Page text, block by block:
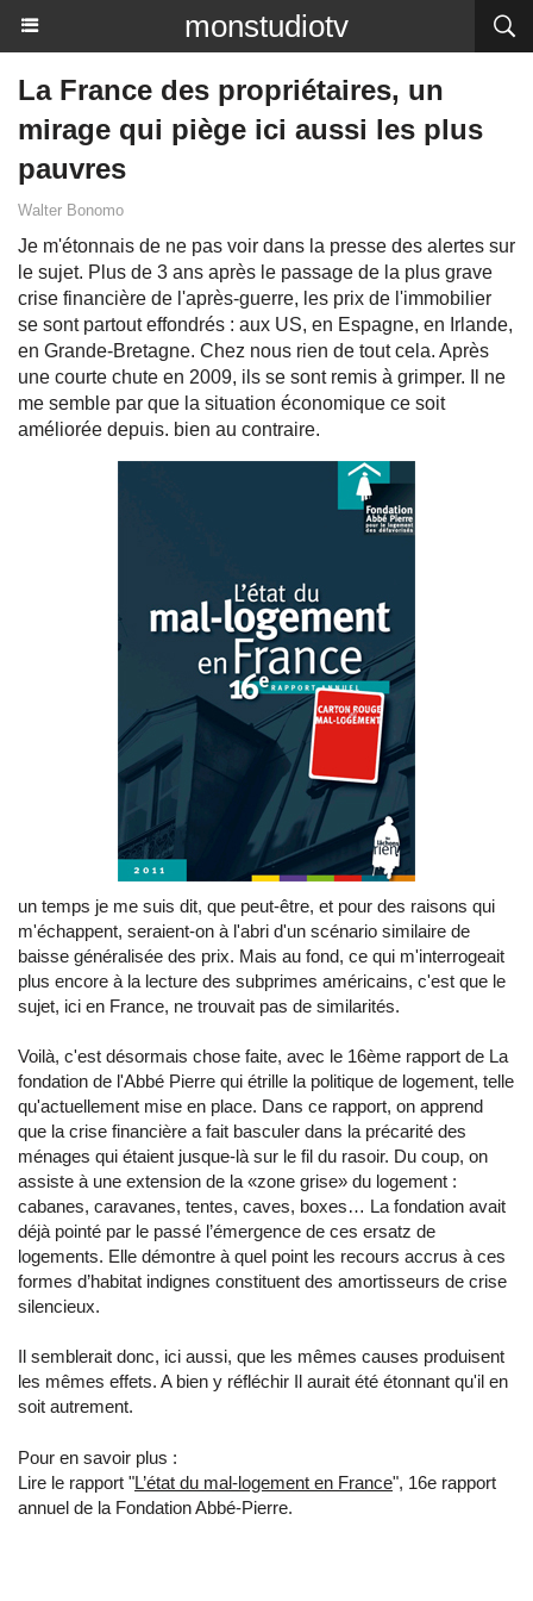
monstudiotv
La France des propriétaires, un
mirage qui piège ici aussi les plus
pauvres
Walter Bonomo
Je m'étonnais de ne pas voir dans la presse des alertes sur
le sujet. Plus de 3 ans après le passage de la plus grave
crise financière de l'après-guerre, les prix de l'immobilier
se sont partout effondrés : aux US, en Espagne, en Irlande,
en Grande-Bretagne. Chez nous rien de tout cela. Après
une courte chute en 2009, ils se sont remis à grimper. Il ne
me semble par que la situation économique ce soit
améliorée depuis. bien au contraire.
un temps je me suis dit, que peut-être, et pour des raisons qui
m'échappent, seraient-on à l'abri d'un scénario similaire de
baisse généralisée des prix. Mais au fond, ce qui m'interrogeait
plus encore à la lecture des subprimes américains, c'est que le
sujet, ici en France, ne trouvait pas de similarités.
Voilà, c'est désormais chose faite, avec le 16ème rapport de La
fondation de l'Abbé Pierre qui étrille la politique de logement, telle
qu'actuellement mise en place. Dans ce rapport, on apprend
que la crise financière a fait basculer dans la précarité des
ménages qui étaient jusque-là sur le fil du rasoir. Du coup, on
assiste à une extension de la «zone grise» du logement :
cabanes, caravanes, tentes, caves, boxes… La fondation avait
déjà pointé par le passé l’émergence de ces ersatz de
logements. Elle démontre à quel point les recours accrus à ces
formes d’habitat indignes constituent des amortisseurs de crise
silencieux.
Il semblerait donc, ici aussi, que les mêmes causes produisent
les mêmes effets. A bien y réfléchir Il aurait été étonnant qu'il en
soit autrement.
Pour en savoir plus :
Lire le rapport "L’état du mal-logement en France", 16e rapport
annuel de la Fondation Abbé-Pierre.